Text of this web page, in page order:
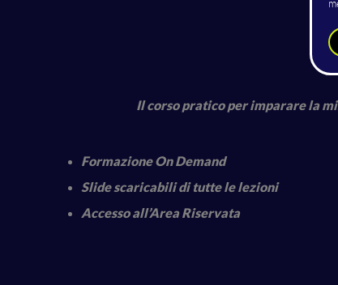
Il corso pratico per imparare la
Formazione On Demand
Slide scaricabili di tutte le lezioni
Accesso all’Area Riservata